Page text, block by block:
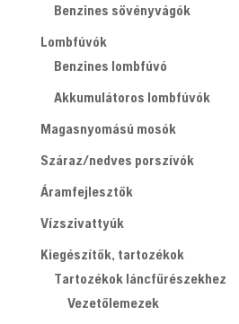
Benzines sövényvágók
Lombfúvók
Benzines lombfúvó
Akkumulátoros lombfúvók
Magasnyomású mosók
Száraz/nedves porszívók
Áramfejlesztők
Vízszivattyúk
Kiegészítők, tartozékok
Tartozékok láncfűrészekhez
Vezetőlemezek